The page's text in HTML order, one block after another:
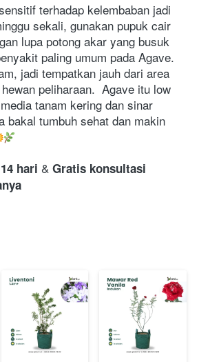
terhadap kelembaban jadi
sekali, gunakan pupuk cair
lupa potong akar yang busuk
paling umum pada Agave.
jadi tempatkan jauh dari area
peliharaan.  Agave itu low
tanam kering dan sinar
bakal tumbuh sehat dan makin
hari & Gratis konsultasi